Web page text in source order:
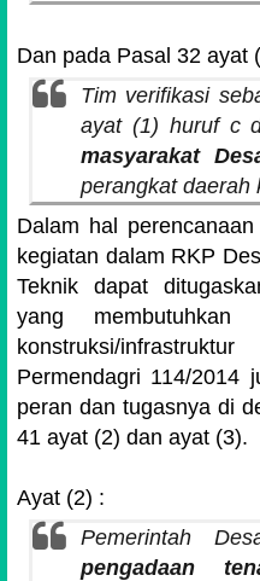
Dan pada Pasal 32 ayat
Tim verifikasi
ayat (1) huruf c
masyarakat
perangkat daerah
Dalam hal
kegiatan dalam RKP
Teknik dapat
yang
konstruksi/
Permendagri 114/2014
peran dan tugasnya di
41 ayat (2) dan ayat (3).
Ayat (2) :
Pemerintah
pengadaan